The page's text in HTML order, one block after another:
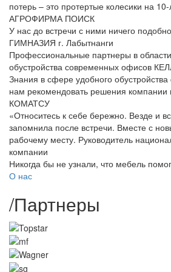
потерь – это протертые колесики на
АГРОФИРМА ПОИСК
У нас до встречи с ними ничего
ГИМНАЗИЯ г. Лабытнанги
Профессиональные партнеры в
обустройства современных офисов
Знания в сфере удобного
нам рекомендовать решения компании
КОМАТСУ
«Относитесь к себе бережно. Везде и
запомнила после встречи. Вместе с
рабочему месту. Руководитель
компании
Никогда бы не узнали, что мебель
О нас
/Партнеры